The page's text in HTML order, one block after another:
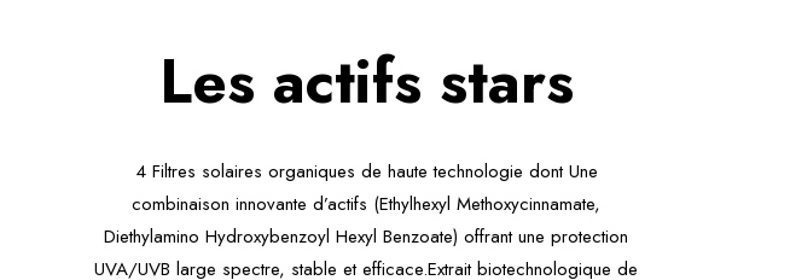
Les actifs stars
4 Filtres solaires organiques de haute technologie dont Une
combinaison innovante d’actifs (Ethylhexyl Methoxycinnamate,
Diethylamino Hydroxybenzoyl Hexyl Benzoate) offrant une protection
UVA/UVB large spectre, stable et efficace.Extrait biotechnologique de